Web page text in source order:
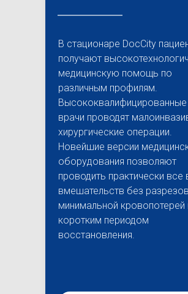
В стационаре DocCity
получают
медицинскую помощь по
различным профилям.
Высококвалифицированные
врачи проводят
хирургические операции.
Новейшие версии
оборудования позволяют
проводить практически все
вмешательств без
минимальной кровопотерей
коротким периодом
восстановления.